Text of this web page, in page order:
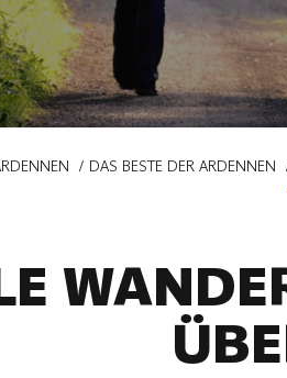
DAS BESTE DER ARDENNEN